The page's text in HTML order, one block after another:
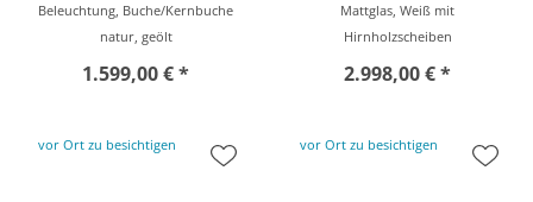
Beleuchtung, Buche/Kernbuche
natur, geölt
1.599,00 € *
Mattglas, Weiß mit
Hirnholzscheiben
2.998,00 € *
vor Ort zu besichtigen vor Ort zu besichtigen